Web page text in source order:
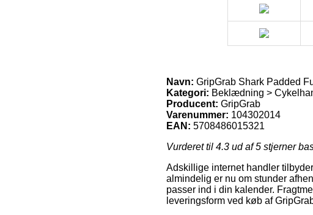
Navn: GripGrab Shark Padded
Kategori: Beklædning >
Producent: GripGrab
Varenummer: 104302014
EAN: 5708486015321
Vurderet til 4.3 ud af 5 stjerner
Adskillige internet handler
almindelig er nu om stunder
passer ind i din kalender.
leveringsform ved køb af